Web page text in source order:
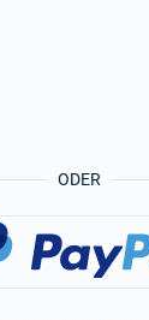
ODER